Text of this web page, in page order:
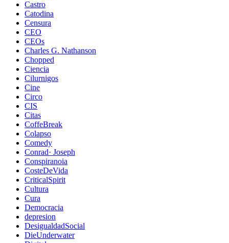
Castro
Catodina
Censura
CEO
CEOs
Charles G. Nathanson
Chopped
Ciencia
Cilurnigos
Cine
Circo
CIS
Citas
CoffeBreak
Colapso
Comedy
Conrad· Joseph
Conspiranoia
CosteDeVida
CriticalSpirit
Cultura
Cura
Democracia
depresion
DesigualdadSocial
DieUnderwater